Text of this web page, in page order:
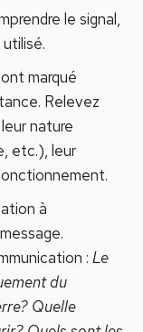
le signal,
marqué
Relevez
nature
etc.), leur
à
: Le
du
Quelle